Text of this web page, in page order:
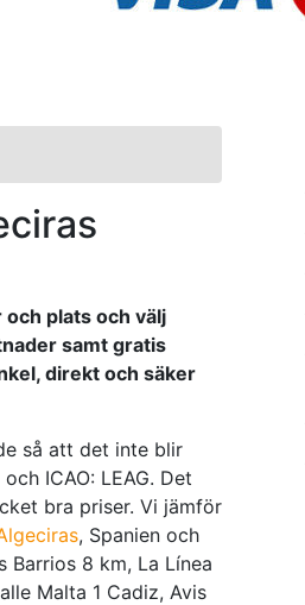
plats och välj
samt gratis
direkt och säker
så att det inte blir
ICAO: LEAG. Det
bra priser. Vi jämför
, Spanien och
Barrios 8 km, La Línea
Malta 1 Cadiz, Avis